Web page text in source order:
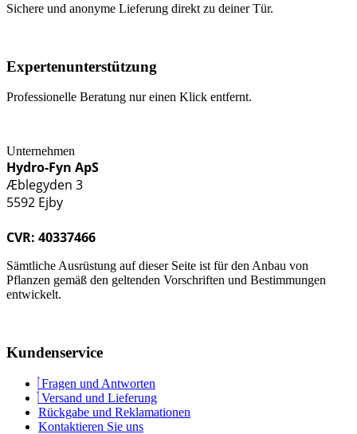
Sichere und anonyme Lieferung direkt zu deiner Tür.
Expertenunterstützung
Professionelle Beratung nur einen Klick entfernt.
Unternehmen
Hydro-Fyn ApS
Æblegyden 3
5592 Ejby
CVR: 40337466
Sämtliche Ausrüstung auf dieser Seite ist für den Anbau von
Pflanzen gemäß den geltenden Vorschriften und Bestimmungen
entwickelt.
Kundenservice
Fragen und Antworten
Versand und Lieferung
Rückgabe und Reklamationen
Kontaktieren Sie uns